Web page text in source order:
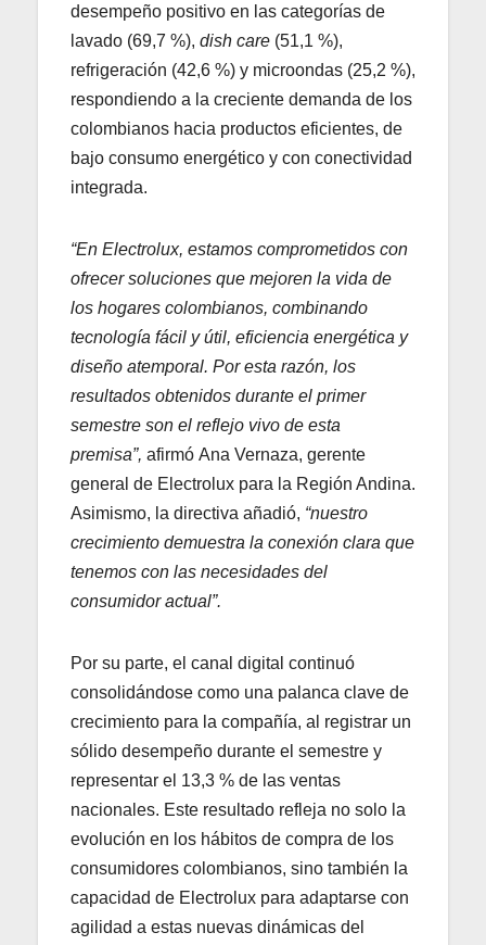
desempeño positivo en las categorías de
lavado (69,7 %), dish care (51,1 %),
refrigeración (42,6 %) y microondas (25,2 %),
respondiendo a la creciente demanda de los
colombianos hacia productos eficientes, de
bajo consumo energético y con conectividad
integrada.
“En Electrolux, estamos comprometidos con
ofrecer soluciones que mejoren la vida de
los hogares colombianos, combinando
tecnología fácil y útil, eficiencia energética y
diseño atemporal. Por esta razón, los
resultados obtenidos durante el primer
semestre son el reflejo vivo de esta
premisa”, afirmó Ana Vernaza, gerente
general de Electrolux para la Región Andina.
Asimismo, la directiva añadió, “nuestro
crecimiento demuestra la conexión clara que
tenemos con las necesidades del
consumidor actual”.
Por su parte, el canal digital continuó
consolidándose como una palanca clave de
crecimiento para la compañía, al registrar un
sólido desempeño durante el semestre y
representar el 13,3 % de las ventas
nacionales. Este resultado refleja no solo la
evolución en los hábitos de compra de los
consumidores colombianos, sino también la
capacidad de Electrolux para adaptarse con
agilidad a estas nuevas dinámicas del